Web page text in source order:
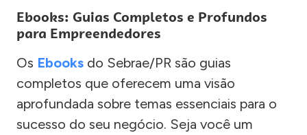
Ebooks: Guias Completos e Profundos
para Empreendedores
Os Ebooks do Sebrae/PR são guias
completos que oferecem uma visão
aprofundada sobre temas essenciais para o
sucesso do seu negócio. Seja você um